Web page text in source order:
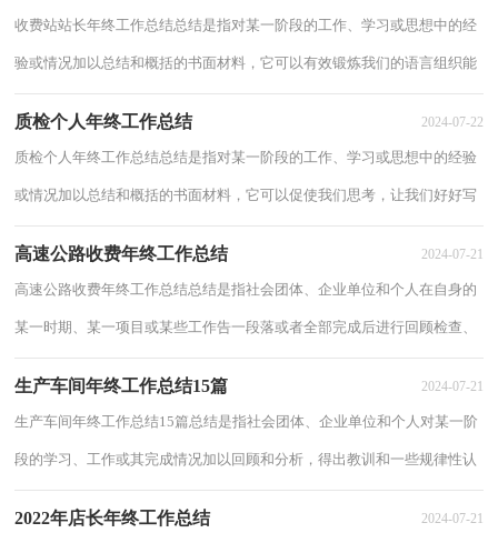
收费站站长年终工作总结总结是指对某一阶段的工作、学习或思想中的经
验或情况加以总结和概括的书面材料，它可以有效锻炼我们的语言组织能
力，快快来写一份总结吧。总结一般是怎...
质检个人年终工作总结 2024-07-22
质检个人年终工作总结总结是指对某一阶段的工作、学习或思想中的经验
或情况加以总结和概括的书面材料，它可以促使我们思考，让我们好好写
一份总结吧。你想知道总结怎么写吗？下面...
高速公路收费年终工作总结 2024-07-21
高速公路收费年终工作总结总结是指社会团体、企业单位和个人在自身的
某一时期、某一项目或某些工作告一段落或者全部完成后进行回顾检查、
分析评价，从而肯定成绩，得到经验，找出...
生产车间年终工作总结15篇 2024-07-21
生产车间年终工作总结15篇总结是指社会团体、企业单位和个人对某一阶
段的学习、工作或其完成情况加以回顾和分析，得出教训和一些规律性认
识的一种书面材料，它可以使我们更有效...
2022年店长年终工作总结 2024-07-21